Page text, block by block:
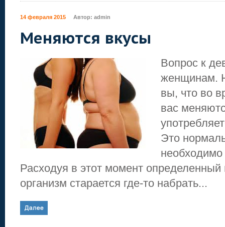
14 февраля 2015 Автор: admin
Меняются вкусы
Вопрос к
женщинам.
вы, что во
вас
Это
Расходуя в этот момент
организм старается где-то набрать...